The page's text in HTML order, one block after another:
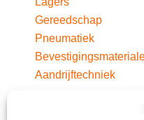
Gereedschap
Pneumatiek
Aandrijftechniek